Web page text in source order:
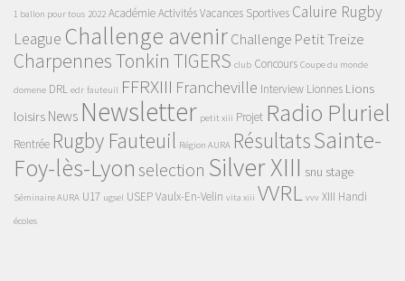
1 ballon pour tous 2022 AcadémieActivités Vacances Sportives Caluire Rugby
League Challenge avenirChallenge Petit Treize
Charpennes Tonkin TIGERS club Concours Coupe du monde
domene DRL edr fauteuil FFRXIII Francheville Interview Lionnes Lions
loisirs News Newsletter petit xiii Projet Radio Pluriel
Rentrée Rugby Fauteuil Région AURA RésultatsSainte-
Foy-lès-Lyon selection Silver XIII snu stage
Séminaire AURA U17 ugsel USEPVaulx-En-Velin vita xiii VVRL vvv XIII Handi
écoles